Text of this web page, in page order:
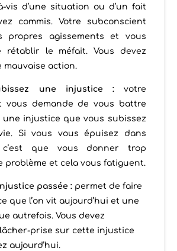
vis d’une situation ou d’un fait
commis. Votre subconscient
propres agissements et vous
rétablir le méfait. Vous devez
action.
une injustice : votre
vous demande de vous battre
injustice que vous subissez
Si vous vous épuisez dans
que vous donner trop
problème et cela vous fatiguent.
passée : permet de faire
que l’on vit aujourd’hui et une
autrefois. Vous devez
prise sur cette injustice
aujourd’hui.